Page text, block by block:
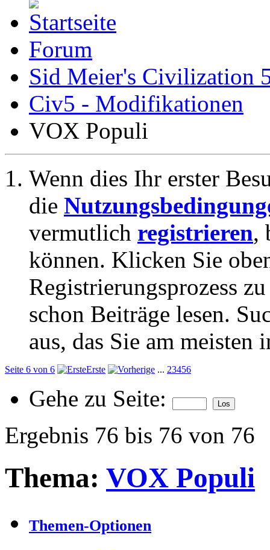
Forum
Sid Meier's Civilization
Civ5 - Modifikationen
VOX Populi
Wenn dies Ihr erster
die
vermutlich registrieren,
können. Klicken Sie
Registrierungsprozess
schon Beiträge lesen.
aus, das Sie am meisten
Seite 6 von 6 Erste ... 23456
Gehe zu Seite:
Ergebnis 76 bis 76 von 76
Thema: VOX Populi
Themen-Optionen